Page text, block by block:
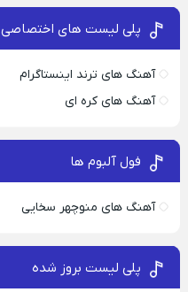
پلی لیست های اختصاصی
آهنگ های ترند اینستاگرام
آهنگ های کره ای
فول آلبوم ها
آهنگ های منوچهر سخایی
پلی لیست بروز شده